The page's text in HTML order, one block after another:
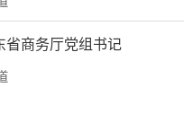
省商务厅党组书记